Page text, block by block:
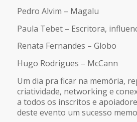
Pedro Alvim – Magalu
Paula Tebet – Escritora,
Renata Fernandes – Globo
Hugo Rodrigues – McCann
Um dia pra ficar na memória,
criatividade, networking e
a todos os inscritos e
deste evento um sucesso